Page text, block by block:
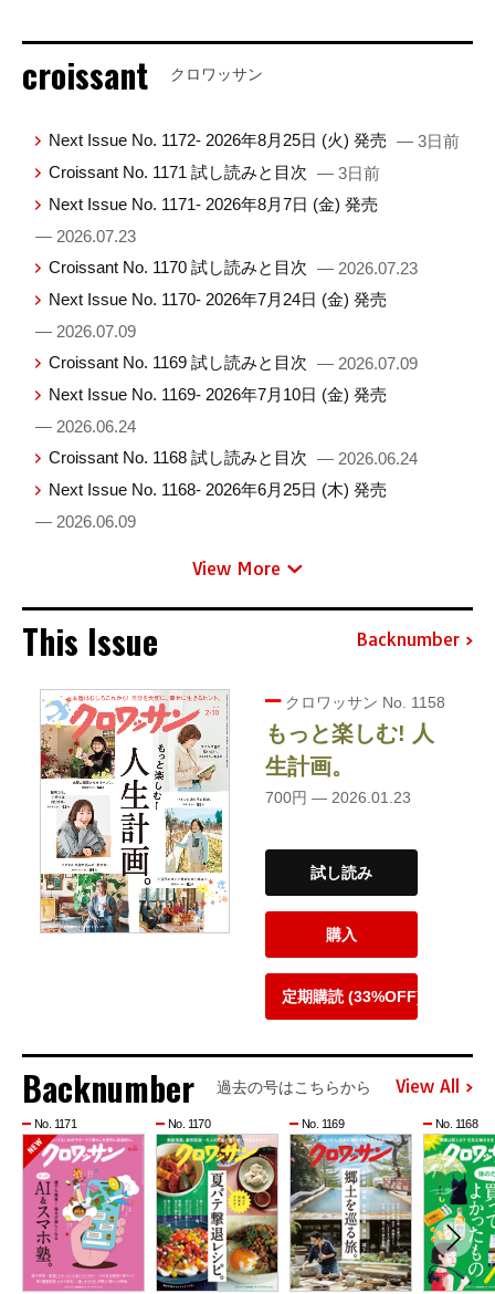
croissant クロワッサン
Next Issue No. 1172- 2026年8月25日 (火) 発売 — 3日前
Croissant No. 1171 試し読みと目次 — 3日前
Next Issue No. 1171- 2026年8月7日 (金) 発売
— 2026.07.23
Croissant No. 1170 試し読みと目次 — 2026.07.23
Next Issue No. 1170- 2026年7月24日 (金) 発売
— 2026.07.09
Croissant No. 1169 試し読みと目次 — 2026.07.09
Next Issue No. 1169- 2026年7月10日 (金) 発売
— 2026.06.24
Croissant No. 1168 試し読みと目次 — 2026.06.24
Next Issue No. 1168- 2026年6月25日 (木) 発売
— 2026.06.09
View More
This Issue Backnumber
クロワッサン No. 1158
もっと楽しむ! 人
生計画。
700円 — 2026.01.23
試し読み
購入
定期購読 (33%OFF)
Backnumber 過去の号はこちらから View All
No. 1171 No. 1170 No. 1169 No. 1168